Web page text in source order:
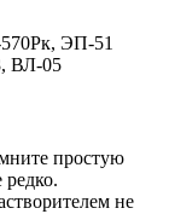
ЭП-51
ВЛ-05
простую
редко.
не